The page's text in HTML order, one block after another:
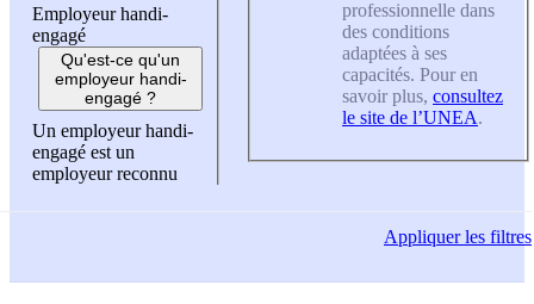
Employeur handi-
engagé
Qu'est-ce qu'un
employeur handi-
engagé ?
Un employeur handi-
engagé est un
employeur reconnu
professionnelle dans
des conditions
adaptées à ses
capacités. Pour en
savoir plus, consultez
le site de l’UNEA.
Appliquerles filtres